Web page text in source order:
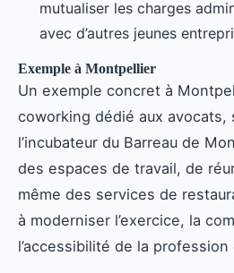
mutualiser les charges
avec d’autres jeunes
Exemple à Montpellier
Un exemple concret à
coworking dédié aux avocats,
l’incubateur du Barreau de
des espaces de travail, de
même des services de
à moderniser l’exercice, la
l’accessibilité de la profession